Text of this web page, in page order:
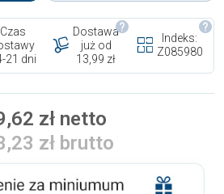
Czas
21 dni
Dostawa
już od
13,99 zł
Indeks:
Z085980
zł netto
zł brutto